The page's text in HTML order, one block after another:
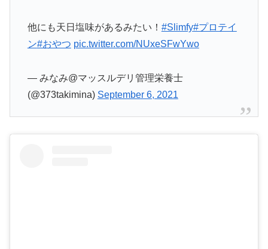
他にも天日塩味があるみたい！ #Slimfy#プロテイ
ン#おやつ pic.twitter.com/NUxeSFwYwo
— みなみ@マッスルデリ管理栄養士
(@373takimina) September 6, 2021